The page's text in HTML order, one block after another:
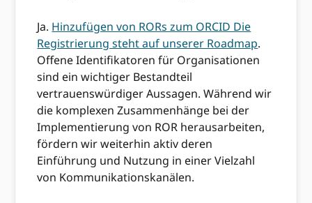
Ja. Hinzufügen von RORs zum ORCID Die
Registrierung steht auf unserer Roadmap.
Offene Identifikatoren für Organisationen
sind ein wichtiger Bestandteil
vertrauenswürdiger Aussagen. Während wir
die komplexen Zusammenhänge bei der
Implementierung von ROR herausarbeiten,
fördern wir weiterhin aktiv deren
Einführung und Nutzung in einer Vielzahl
von Kommunikationskanälen.